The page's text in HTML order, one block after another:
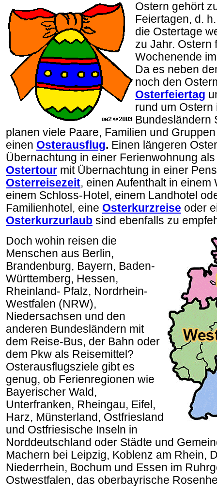
Ostern gehört
Feiertagen, d.
die Ostertage
zu Jahr. Ostern
Wochenende
Da es neben
noch den
Osterfeiertag
rund um Ostern
Bundesländern
planen viele Paare, Familien und
einen Osterausflug. Einen längeren
Übernachtung in einer Ferienwohnung
Ostertour mit Übernachtung in einer
Osterreisezeit, einen Aufenthalt in einem
einem Schloss-Hotel, einem Landhotel
Familienhotel, eine Osterkurzreise oder
Osterkurzurlaub sind ebenfalls zu
Doch wohin reisen die
Menschen aus Berlin,
Brandenburg, Bayern, Baden-
Württemberg, Hessen,
Rheinland- Pfalz, Nordrhein-
Westfalen (NRW),
Niedersachsen und den
anderen Bundesländern mit
dem Reise-Bus, der Bahn oder
dem Pkw als Reisemittel?
Osterausflugsziele gibt es
genug, ob Ferienregionen wie
Bayerischer Wald,
Unterfranken, Rheingau, Eifel,
Harz, Münsterland, Ostfriesland
und Ostfriesische Inseln in
Norddeutschland oder Städte und
Machern bei Leipzig, Koblenz am Rhein,
Niederrhein, Bochum und Essen im
Ostwestfalen, das oberbayrische